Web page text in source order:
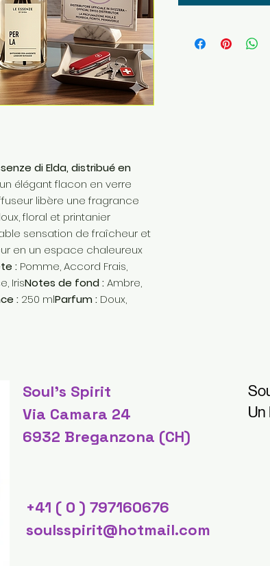
di Elda, distribué en
élégant flacon en verre
libère une fragrance
floral et printanier
sensation de fraîcheur et
en un espace chaleureux
: Pomme, Accord Frais,
IrisNotes de fond :Ambre,
: 250 mlParfum : Doux,
Soul's Spirit
Via Camara 24
6932 Breganzona (CH)
Un
+41 ( 0 ) 797160676
soulsspirit@hotmail.com